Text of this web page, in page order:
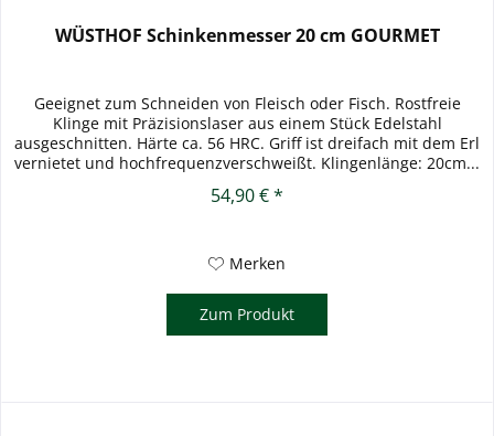
WÜSTHOF Schinkenmesser 20 cm GOURMET
Geeignet zum Schneiden von Fleisch oder Fisch. Rostfreie
Klinge mit Präzisionslaser aus einem Stück Edelstahl
ausgeschnitten. Härte ca. 56 HRC. Griff ist dreifach mit dem Erl
vernietet und hochfrequenzverschweißt. Klingenlänge: 20cm...
54,90 € *
Merken
Zum Produkt